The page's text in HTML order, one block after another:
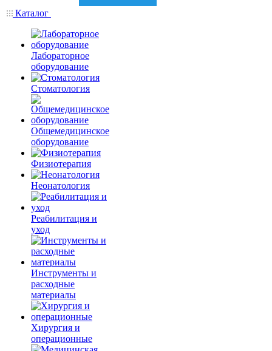
Каталог
Лабораторное
оборудование
Стоматология
Общемедицинское
оборудование
Физиотерапия
Неонатология
Реабилитация и
уход
Инструменты и
расходные
материалы
Хирургия и
операционные